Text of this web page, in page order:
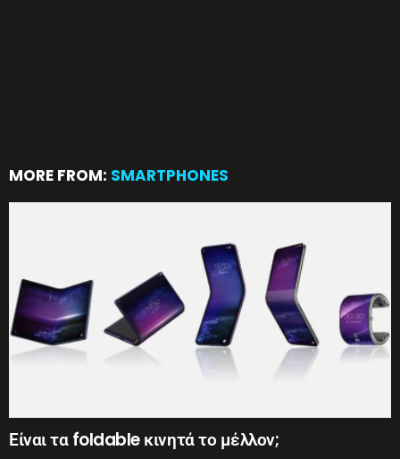
MORE FROM: SMARTPHONES
Είναι τα foldable κινητά το μέλλον;